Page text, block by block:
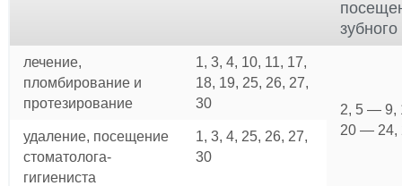
лечение,
пломбирование и
протезирование
1, 3, 4, 10, 11, 17,
18, 19, 25, 26, 27,
30
2, 5 — 9,
20 — 24,
удаление, посещение
стоматолога-
гигиениста
1, 3, 4, 25, 26, 27,
30